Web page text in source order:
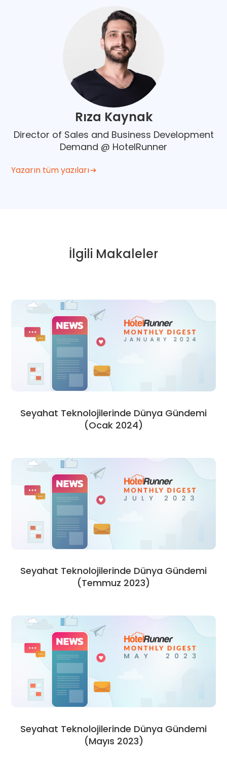
Rıza Kaynak
Director of Sales and Business Development
Demand @ HotelRunner
Yazarın tüm yazıları
İlgili Makaleler
Seyahat Teknolojilerinde Dünya Gündemi
(Ocak 2024)
Seyahat Teknolojilerinde Dünya Gündemi
(Temmuz 2023)
Seyahat Teknolojilerinde Dünya Gündemi
(Mayıs 2023)